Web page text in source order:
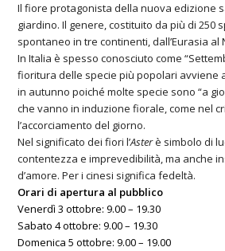
Il fiore protagonista della nuova edizione
giardino. Il genere, costituito da più di 250
spontaneo in tre continenti, dall’Eurasia al
In Italia è spesso conosciuto come
fioritura delle specie più popolari avviene
in autunno poiché molte specie sono “a
che vanno in induzione fiorale, come nel
l’accorciamento del giorno.
Nel significato dei fiori l’Asterè simbolo di
contentezza e imprevedibilità, ma anche
d’amore. Per i cinesi significa fedeltà.
Orari di apertura al pubblico
Venerdì 3 ottobre: 9.00 – 19.30
Sabato 4 ottobre: 9.00 – 19.30
Domenica 5 ottobre: 9.00 – 19.00